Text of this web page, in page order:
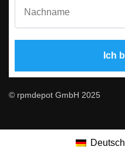
© rpmdepot GmbH 2025
Deutsch